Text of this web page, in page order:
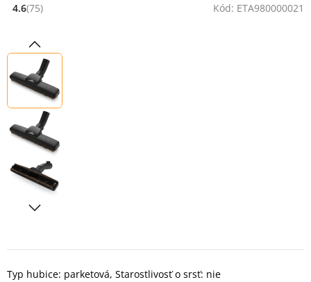
Hodnocení: 4.6 z 5 (75 recenzí)
4.6(75) Kód: ETA980000021
Typ hubice: parketová, Starostlivosť o srsť: nie